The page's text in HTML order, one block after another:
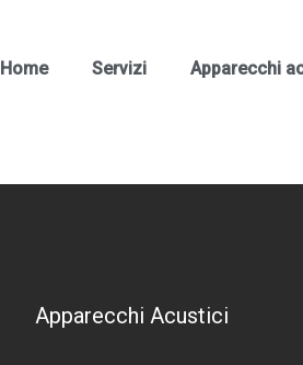
Home Servizi Apparecchi
Apparecchi Acustici